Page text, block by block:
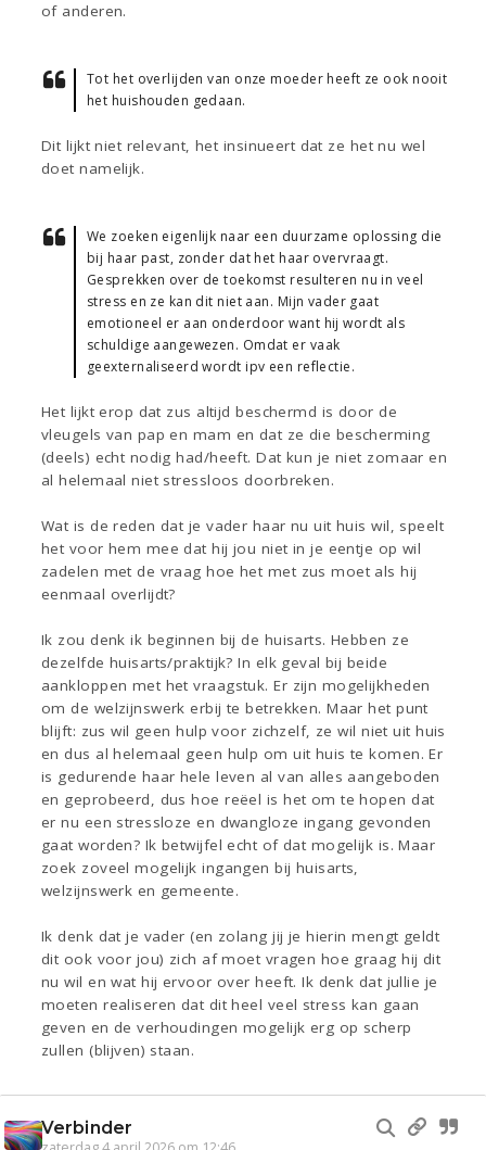
of anderen.
Tot het overlijden van onze moeder heeft ze ook nooit
het huishouden gedaan.
Dit lijkt niet relevant, het insinueert dat ze het nu wel
doet namelijk.
We zoeken eigenlijk naar een duurzame oplossing die
bij haar past, zonder dat het haar overvraagt.
Gesprekken over de toekomst resulteren nu in veel
stress en ze kan dit niet aan. Mijn vader gaat
emotioneel er aan onderdoor want hij wordt als
schuldige aangewezen. Omdat er vaak
geexternaliseerd wordt ipv een reflectie.
Het lijkt erop dat zus altijd beschermd is door de
vleugels van pap en mam en dat ze die bescherming
(deels) echt nodig had/heeft. Dat kun je niet zomaar en
al helemaal niet stressloos doorbreken.
Wat is de reden dat je vader haar nu uit huis wil, speelt
het voor hem mee dat hij jou niet in je eentje op wil
zadelen met de vraag hoe het met zus moet als hij
eenmaal overlijdt?
Ik zou denk ik beginnen bij de huisarts. Hebben ze
dezelfde huisarts/praktijk? In elk geval bij beide
aankloppen met het vraagstuk. Er zijn mogelijkheden
om de welzijnswerk erbij te betrekken. Maar het punt
blijft: zus wil geen hulp voor zichzelf, ze wil niet uit huis
en dus al helemaal geen hulp om uit huis te komen. Er
is gedurende haar hele leven al van alles aangeboden
en geprobeerd, dus hoe reëel is het om te hopen dat
er nu een stressloze en dwangloze ingang gevonden
gaat worden? Ik betwijfel echt of dat mogelijk is. Maar
zoek zoveel mogelijk ingangen bij huisarts,
welzijnswerk en gemeente.
Ik denk dat je vader (en zolang jij je hierin mengt geldt
dit ook voor jou) zich af moet vragen hoe graag hij dit
nu wil en wat hij ervoor over heeft. Ik denk dat jullie je
moeten realiseren dat dit heel veel stress kan gaan
geven en de verhoudingen mogelijk erg op scherp
zullen (blijven) staan.
Verbinder